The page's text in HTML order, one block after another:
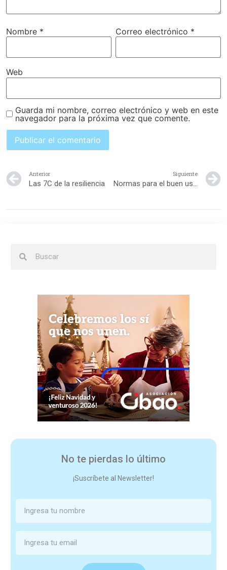
Nombre * Correo electrónico *
Web
Guarda mi nombre, correo electrónico y web en este
navegador para la próxima vez que comente.
Anterior
Las 7C de la resiliencia
Siguiente
Normas para el buen uso del celular
No te pierdas lo último
¡Suscríbete al Newsletter!